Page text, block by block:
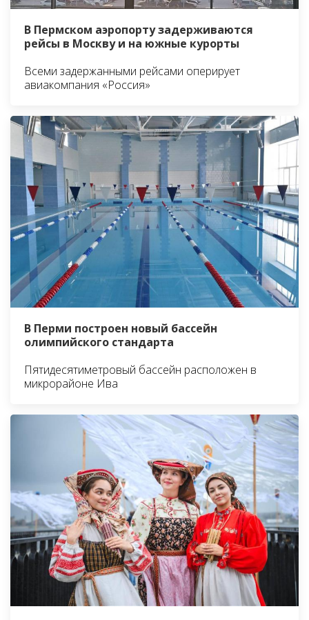
В Пермском аэропорту задерживаются
рейсы в Москву и на южные курорты
Всеми задержанными рейсами оперирует
авиакомпания «Россия»
В Перми построен новый бассейн
олимпийского стандарта
Пятидесятиметровый бассейн расположен в
микрорайоне Ива